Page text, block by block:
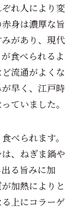
れ人により変
身は濃厚な旨
があり、現代
食べられるよ
流通がよくな
早く、江戸時
ていました。
べられます。
、ねぎま鍋や
る旨みに加
加熱によりと
上にコラーゲ